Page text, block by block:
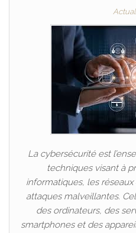
La cybersécurité est
techniques visant à
informatiques, les
attaques malveillantes.
des ordinateurs, des
smartphones et des